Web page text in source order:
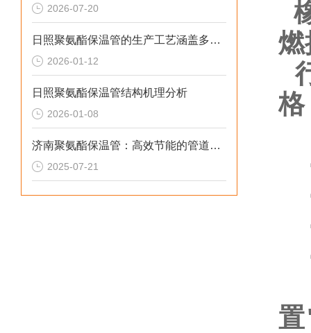
2026-07-20
日照聚氨酯保温管的生产工艺涵盖多个环节
2026-01-12
日照聚氨酯保温管结构机理分析
2026-01-08
济南聚氨酯保温管：高效节能的管道保温材料
2025-07-21
燃
格
置